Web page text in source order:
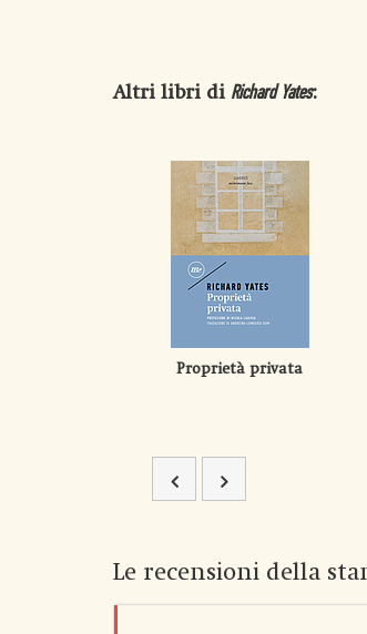
Altri libri di Richard Yates:
Proprietà privata
Le recensioni della